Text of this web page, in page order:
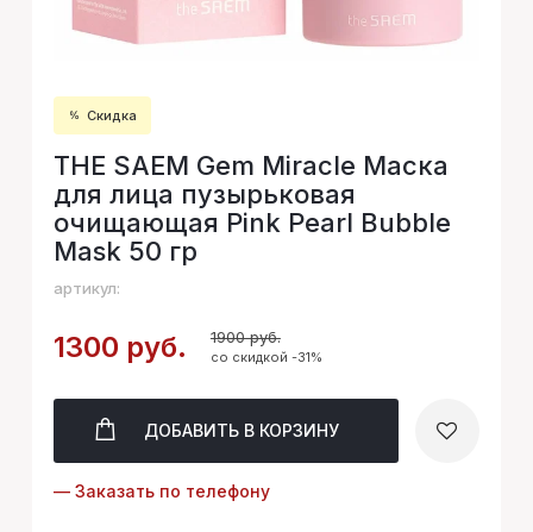
Скидка
THE SAEM Gem Miracle Маска
для лица пузырьковая
очищающая Pink Pearl Bubble
Mask 50 гр
артикул:
1300 руб. 1900 руб.
со скидкой -31%
ДОБАВИТЬ В КОРЗИНУ
— Заказать по телефону